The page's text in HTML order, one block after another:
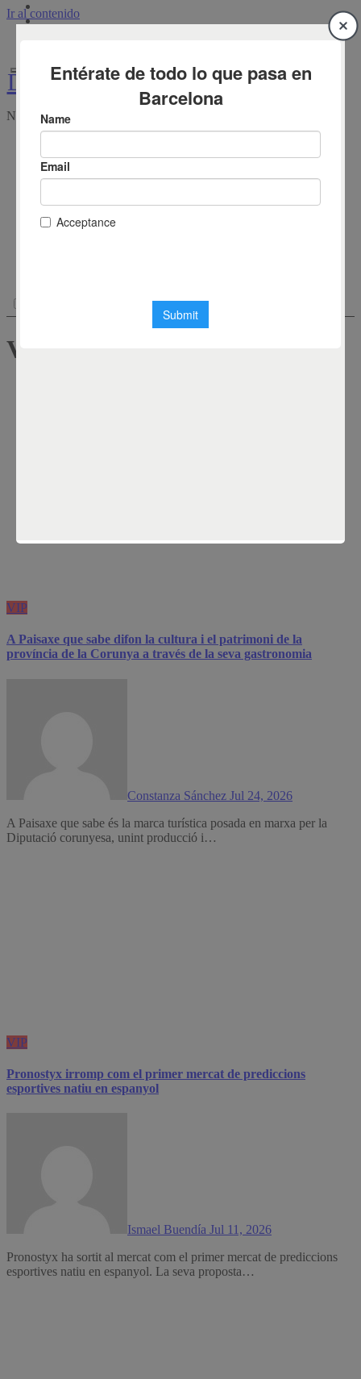
Ir al contenido
Diari de Barcelona
Notícies de Barcelona en temps real
Catalunya
Esports
FC Barcelona
VIP
VIP
A Paisaxe que sabe difon la cultura i el patrimoni de la
província de la Corunya a través de la seva gastronomia
Constanza Sánchez Jul 24, 2026
A Paisaxe que sabe és la marca turística posada en marxa per la
Diputació corunyesa, unint producció i…
VIP
Pronostyx irromp com el primer mercat de prediccions
esportives natiu en espanyol
Ismael Buendía Jul 11, 2026
Pronostyx ha sortit al mercat com el primer mercat de prediccions
esportives natiu en espanyol. La seva proposta…